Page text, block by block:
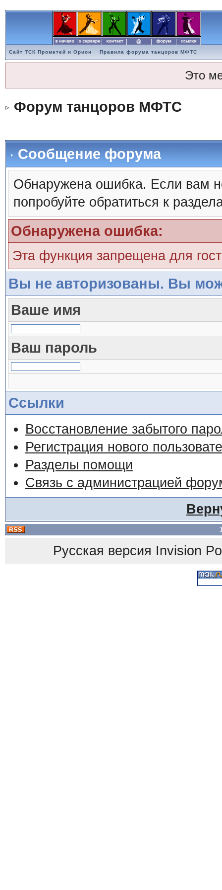
Сайт ТСК Прометей и Орион Правила форума танцоров МФТС
Это
Форум танцоров МФТС
Сообщение форума
Обнаружена ошибка. Если вам
попробуйте обратиться к
Обнаружена ошибка:
Эта функция запрещена для
Вы не авторизованы. Вы
Ваше имя
Ваш пароль
Ссылки
Восстановление забытого
Регистрация нового
Разделы помощи
Связь с администрацией
Русская версия Invision